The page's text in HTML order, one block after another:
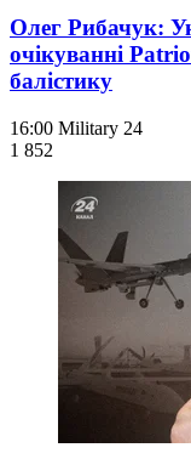
Олег Рибачук:
очікуванні
балістику
16:00 Military 24
1 852